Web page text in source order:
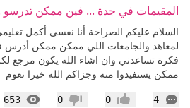
المقيمات في جدة ... فين ممكن تدرسو
السلام عليكم الصراحة أنا نفسي أكمل
لمعاهد والجامعات اللي ممكن ممكن أدرس
فكرة تساعدني وان اشاء الله يكون مرجع
ممكن يستفيدوا منه وجزاكم الله خيرا نعوم
4
التعليقات إعجاب0 عدم إعجاب
0
653